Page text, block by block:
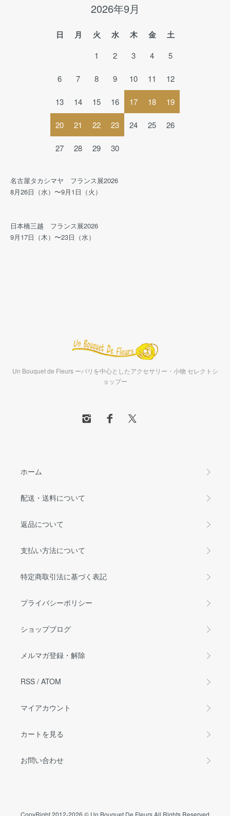
2026年9月
日 月 火 水 木 金 土
1 2 3 4 5
6 7 8 9 10 11 12
13 14 15 16 17 18 19
20 21 22 23 24 25 26
27 28 29 30
名古屋タカシマヤ フランス展2026
8月26日（水）〜9月1日（火）
日本橋三越 フランス展2026
9月17日（木）〜23日（水）
Un Bouquet de Fleurs ーパリを中心としたアクセサリー・小物 セレクトシ
ョップー
ホーム
配送・送料について
返品について
支払い方法について
特定商取引法に基づく表記
プライバシーポリシー
ショップブログ
メルマガ登録・解除
RSS / ATOM
マイアカウント
カートを見る
お問い合わせ